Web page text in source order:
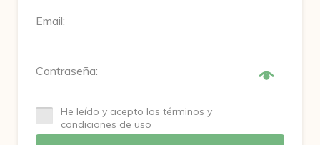
Email:
Contraseña:
He leído y acepto los términos y
condiciones de uso